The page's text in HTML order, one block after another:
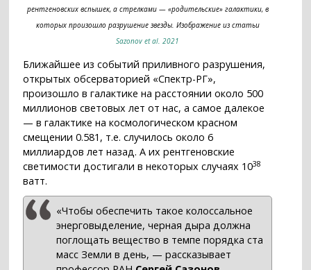
рентгеновских вспышек, а стрелками — «родительские» галактики, в
которых произошло разрушение звезды. Изображение из статьи
Sazonov et al. 2021
Ближайшее из событий приливного разрушения,
открытых обсерваторией «Спектр-РГ»,
произошло в галактике на расстоянии около 500
миллионов световых лет от нас, а самое далекое
— в галактике на космологическом красном
смещении 0.581, т.е. случилось около 6
миллиардов лет назад. А их рентгеновские
светимости достигали в некоторых случаях 1038
ватт.
«Чтобы обеспечить такое колоссальное
энерговыделение, черная дыра должна
поглощать вещество в темпе порядка ста
масс Земли в день, — рассказывает